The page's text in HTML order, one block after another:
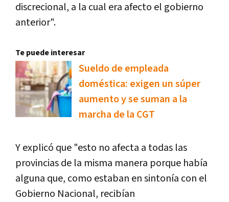
discrecional, a la cual era afecto el gobierno
anterior".
Te puede interesar
Sueldo de empleada
doméstica: exigen un súper
aumento y se suman a la
marcha de la CGT
Y explicó que "esto no afecta a todas las
provincias de la misma manera porque había
alguna que, como estaban en sintonía con el
Gobierno Nacional, recibían